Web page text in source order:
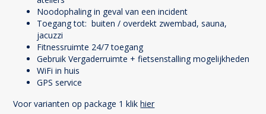
Noodophaling in geval van een incident
Toegang tot: buiten / overdekt zwembad, sauna,
jacuzzi
Fitnessruimte 24/7 toegang
Gebruik Vergaderruimte + fietsenstalling mogelijkheden
WiFi in huis
GPS service
Voor varianten op package 1 klikhier